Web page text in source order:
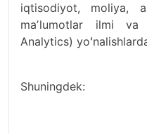
iqtisodiyot, moliya,
maʼlumotlar ilmi
Analytics)
Shuningdek: